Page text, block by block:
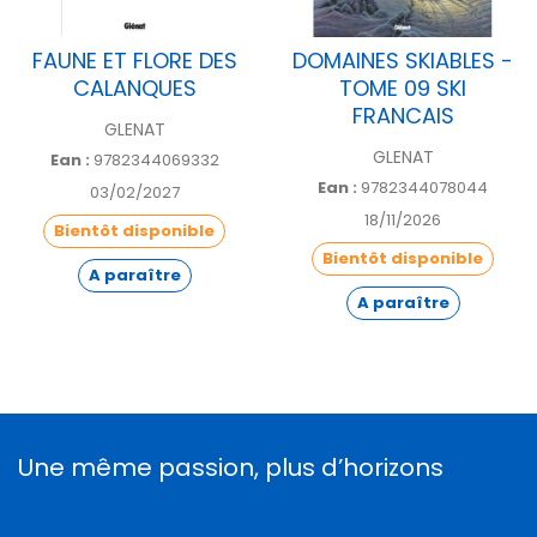
FAUNE ET FLORE DES
CALANQUES
GLENAT
Ean : 9782344069332
03/02/2027
Bientôt disponible
A paraître
DOMAINES SKIABLES -
TOME 09 SKI
FRANCAIS
GLENAT
Ean : 9782344078044
18/11/2026
Bientôt disponible
A paraître
Une même passion, plus d’horizons